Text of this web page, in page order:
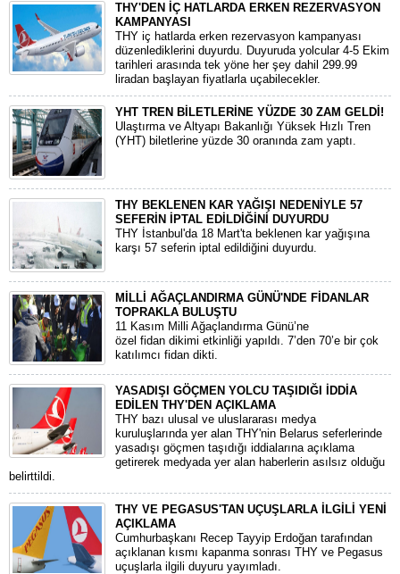
THY'DEN İÇ HATLARDA ERKEN REZERVASYON
KAMPANYASI
THY iç hatlarda erken rezervasyon kampanyası
düzenlediklerini duyurdu. Duyuruda yolcular 4-5 Ekim
tarihleri arasında tek yöne her şey dahil 299.99
liradan başlayan fiyatlarla uçabilecekler.
YHT TREN BİLETLERİNE YÜZDE 30 ZAM GELDİ!
Ulaştırma ve Altyapı Bakanlığı Yüksek Hızlı Tren
(YHT) biletlerine yüzde 30 oranında zam yaptı.
THY BEKLENEN KAR YAĞIŞI NEDENİYLE 57
SEFERİN İPTAL EDİLDİĞİNİ DUYURDU
THY İstanbul'da 18 Mart'ta beklenen kar yağışına
karşı 57 seferin iptal edildiğini duyurdu.
MİLLİ AĞAÇLANDIRMA GÜNÜ'NDE FİDANLAR
TOPRAKLA BULUŞTU
11 Kasım Milli Ağaçlandırma Günü’ne
özel fidan dikimi etkinliği yapıldı. 7’den 70’e bir çok
katılımcı fidan dikti.
YASADIŞI GÖÇMEN YOLCU TAŞIDIĞI İDDİA
EDİLEN THY'DEN AÇIKLAMA
THY bazı ulusal ve uluslararası medya
kuruluşlarında yer alan THY'nin Belarus seferlerinde
yasadışı göçmen taşıdığı iddialarına açıklama
getirerek medyada yer alan haberlerin asılsız olduğu
belirttildi.
THY VE PEGASUS'TAN UÇUŞLARLA İLGİLİ YENİ
AÇIKLAMA
Cumhurbaşkanı Recep Tayyip Erdoğan tarafından
açıklanan kısmı kapanma sonrası THY ve Pegasus
uçuşlarla ilgili duyuru yayımladı.